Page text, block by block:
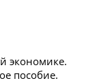
экономике.
пособие.